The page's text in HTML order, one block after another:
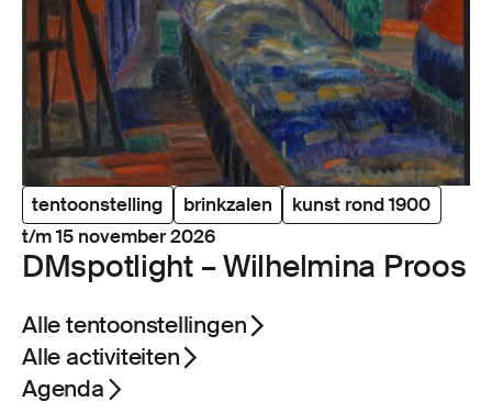
tentoonstelling brinkzalen
kunst rond 1900
t/m 15 november 2026
DMspot­light – Wilhelmina Proos
Alle tentoonstellingen
Alle activiteiten
Agenda